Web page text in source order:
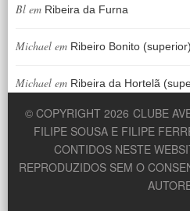
Bl em Ribeira da Furna
Michael em Ribeiro Bonito (superior)
Michael em Ribeira da Hortelã
© COPYRIGHT 2026 CLUBE
FILIPE SOUSA E FILIPE
CONTIDOS NESTE
REPRODUZIDOS SEM O